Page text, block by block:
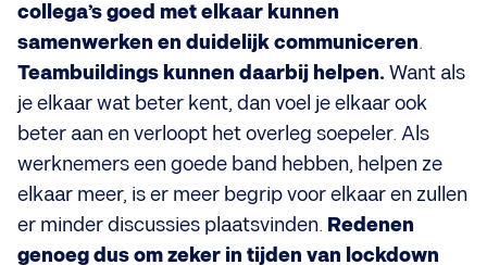
collega’s goed met elkaar kunnen
samenwerken en duidelijk communiceren.
Teambuildings kunnen daarbij helpen. Want als
je elkaar wat beter kent, dan voel je elkaar ook
beter aan en verloopt het overleg soepeler. Als
werknemers een goede band hebben, helpen ze
elkaar meer, is er meer begrip voor elkaar en zullen
er minder discussies plaatsvinden. Redenen
genoeg dus om zeker in tijden van lockdown